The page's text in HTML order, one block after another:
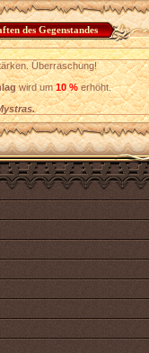
des Gegenstandes
Überraschung!
wird um10 %erhöht.